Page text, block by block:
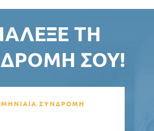
ΤΗ
ΣΟΥ!
ΜΗΝΙΑΙΑ ΣΥΝΔΡΟΜΗ